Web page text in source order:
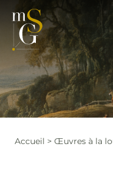
Accueil Œuvres à la